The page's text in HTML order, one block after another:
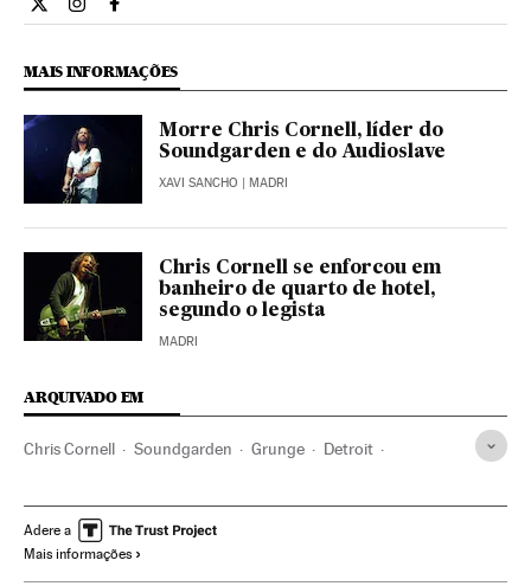
Cultura El País Brasil en Twitter
Cultura El País Brasil en Instagram
Cultura El País Brasil en Facebook
MAIS INFORMAÇÕES
Morre Chris Cornell, líder do
Soundgarden e do Audioslave
XAVI SANCHO | MADRI
Chris Cornell se enforcou em
banheiro de quarto de hotel,
segundo o legista
MADRI
ARQUIVADO EM
Chris Cornell Soundgarden Grunge Detroit
Estados Unidos Estilos musicais
América
Adere a
Mais informações